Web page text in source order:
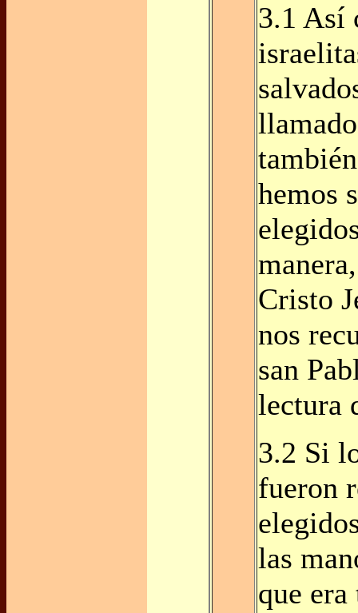
3.1 Así
hemos
Cristo
nos
san
lectura
3.2 Si
fueron
las
que